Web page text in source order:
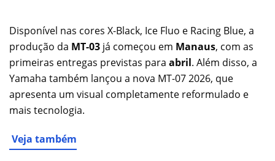
Disponível nas cores X-Black, Ice Fluo e Racing Blue, a
produção da MT-03 já começou em Manaus, com as
primeiras entregas previstas para abril. Além disso, a
Yamaha também lançou a nova MT-07 2026, que
apresenta um visual completamente reformulado e
mais tecnologia.
Veja também